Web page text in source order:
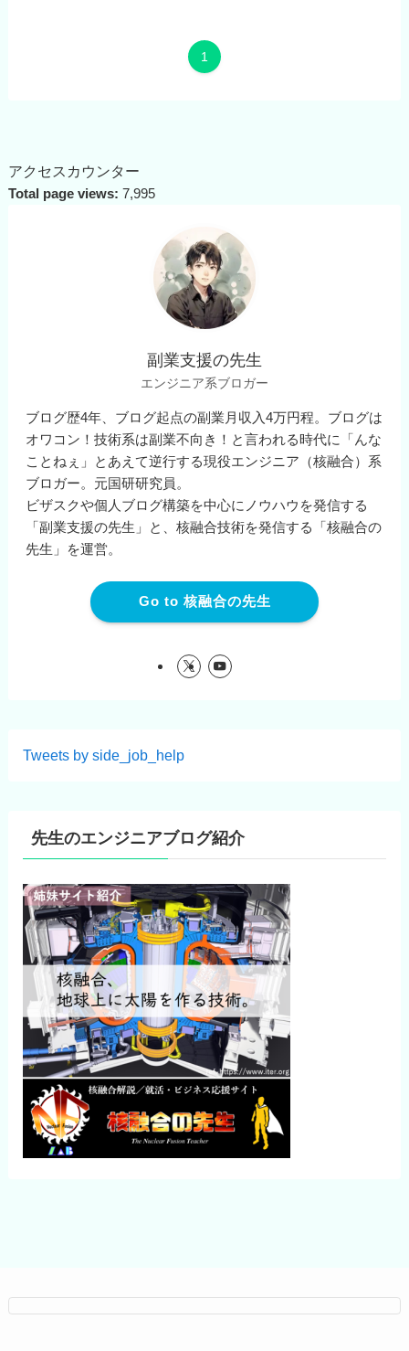
1
アクセスカウンター
Total page views: 7,995
副業支援の先生
エンジニア系ブロガー
ブログ歴4年、ブログ起点の副業月収入4万円程。ブログは
オワコン！技術系は副業不向き！と言われる時代に「んな
ことねぇ」とあえて逆行する現役エンジニア（核融合）系
ブロガー。元国研研究員。
ビザスクや個人ブログ構築を中心にノウハウを発信する
「副業支援の先生」と、核融合技術を発信する「核融合の
先生」を運営。
Go to 核融合の先生
Tweets by side_job_help
先生のエンジニアブログ紹介